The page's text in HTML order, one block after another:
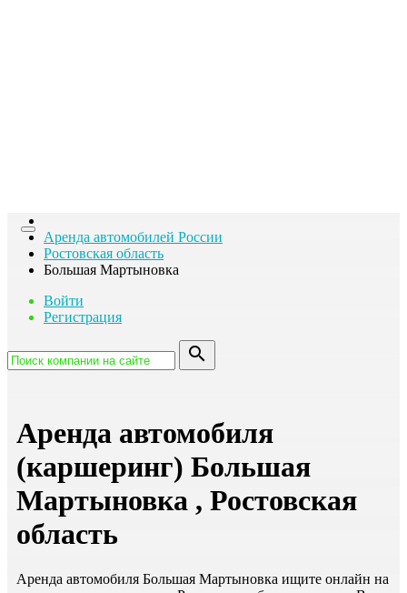
Toggle
navigation
Аренда автомобилей России
Ростовская область
Большая Мартыновка
Войти
Регистрация
search
Аренда автомобиля
(каршеринг) Большая
Мартыновка , Ростовская
область
Аренда автомобиля Большая Мартыновка ищите онлайн на